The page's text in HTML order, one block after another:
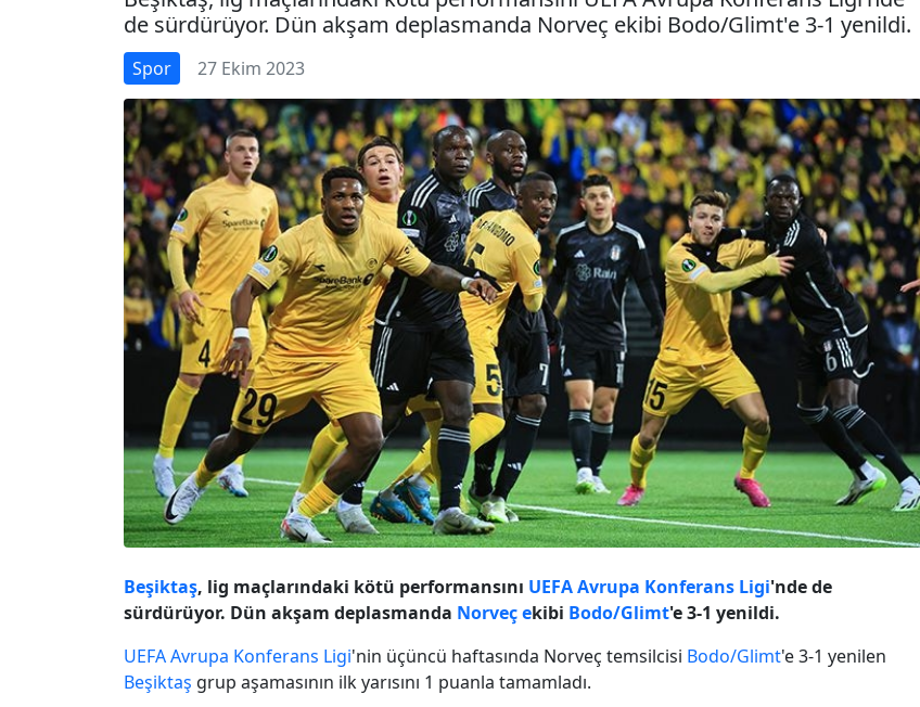
de sürdürüyor. Dün akşam deplasmanda Norveç ekibi Bodo/Glimt'e 3-1 yenildi.
Spor 27 Ekim 2023
Beşiktaş, lig maçlarındaki kötü performansını UEFAAvrupa Konferans Ligi'nde de
sürdürüyor. Dün akşam deplasmanda Norveç ekibi Bodo/Glimt'e 3-1 yenildi.
UEFAAvrupa Konferans Ligi'nin üçüncü haftasında Norveç temsilcisi Bodo/Glimt'e 3-1 yenilen
Beşiktaş grup aşamasının ilk yarısını 1 puanla tamamladı.